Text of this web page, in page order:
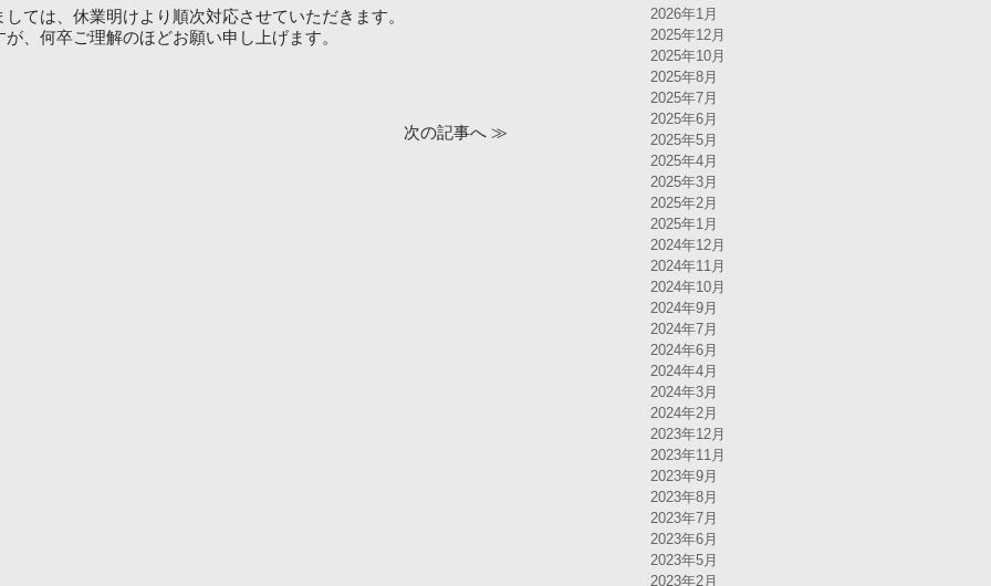
ては、休業明けより順次対応させていただきます。
、何卒ご理解のほどお願い申し上げます。
次の記事へ ≫
2026年1月
2025年12月
2025年10月
2025年8月
2025年7月
2025年6月
2025年5月
2025年4月
2025年3月
2025年2月
2025年1月
2024年12月
2024年11月
2024年10月
2024年9月
2024年7月
2024年6月
2024年4月
2024年3月
2024年2月
2023年12月
2023年11月
2023年9月
2023年8月
2023年7月
2023年6月
2023年5月
2023年2月